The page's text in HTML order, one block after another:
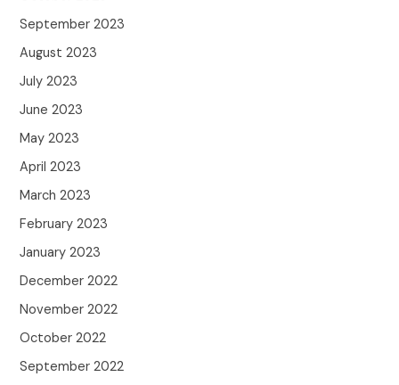
September 2023
August 2023
July 2023
June 2023
May 2023
April 2023
March 2023
February 2023
January 2023
December 2022
November 2022
October 2022
September 2022